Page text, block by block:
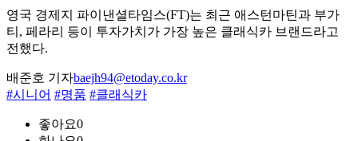
영국 경제지 파이낸셜타임스(FT)는 최근 애스턴마틴과 부가
티, 페라리 등이 투자가치가 가장 높은 클래식카 브랜드라고
전했다.
배준호 기자baejh94@etoday.co.kr
#시니어 #명품 #클래식카
좋아요0